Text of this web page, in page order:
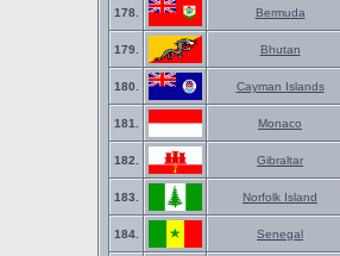
178. Bermuda
179. Bhutan
180. Cayman Islands
181. Monaco
182. Gibraltar
183. Norfolk Island
184. Senegal